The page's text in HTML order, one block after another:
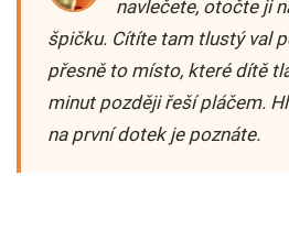
navlečete, otočte ji
špičku. Cítíte tam tlustý val
přesně to místo, které dítě
minut později řeší pláčem.
na první dotek je poznáte.